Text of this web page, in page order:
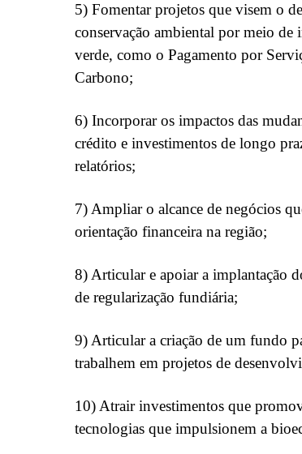
5) Fomentar projetos que visem o
conservação ambiental por meio de
verde, como o Pagamento por
Carbono;
6) Incorporar os impactos das
crédito e investimentos de longo
relatórios;
7) Ampliar o alcance de negócios
orientação financeira na região;
8) Articular e apoiar a implantação
de regularização fundiária;
9) Articular a criação de um fundo
trabalhem em projetos de
10) Atrair investimentos que
tecnologias que impulsionem a